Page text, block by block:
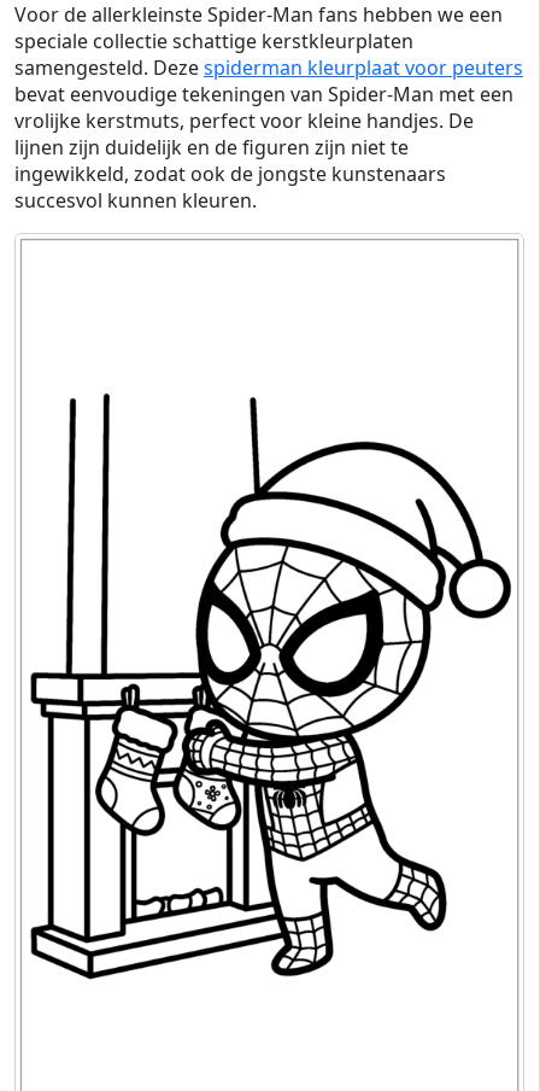
Voor de allerkleinste Spider-Man fans hebben we een
speciale collectie schattige kerstkleurplaten
samengesteld. Dezespiderman kleurplaat voor peuters
bevat eenvoudige tekeningen van Spider-Man met een
vrolijke kerstmuts, perfect voor kleine handjes. De
lijnen zijn duidelijk en de figuren zijn niet te
ingewikkeld, zodat ook de jongste kunstenaars
succesvol kunnen kleuren.